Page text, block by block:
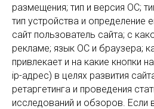
размещения; тип и версия ОС;
тип устройства и определение
сайт пользователь сайта; с
рекламе; язык ОС и браузера;
привлекает и на какие кнопки
ip-адрес) в целях развития
ретаргетинга и проведения
исследований и обзоров. Если